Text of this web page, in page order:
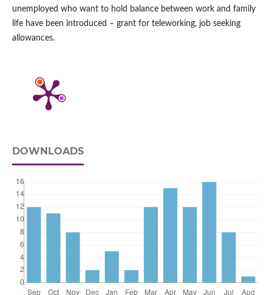
unemployed who want to hold balance between work and family
life have been introduced – grant for teleworking, job seeking
allowances.
DOWNLOADS